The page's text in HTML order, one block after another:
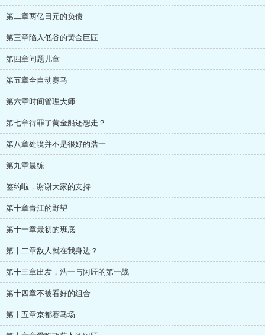
第二章两亿日元的负债
第三章陷入低谷的黄金巨匠
第四章问题儿童
第五章全自动赛马
第六章时间管理大师
第七章得罪了黄金船还想走？
第八章处境并不是很好的浩一
第九章晨练
签约啦，谢谢大家的支持
第十章青江的野望
第十一章最初的班底
第十二章敌人就在我身边？
第十三章出发，浩一与阿匠的第一战
第十四章不被看好的组合
第十五章京都赛马场